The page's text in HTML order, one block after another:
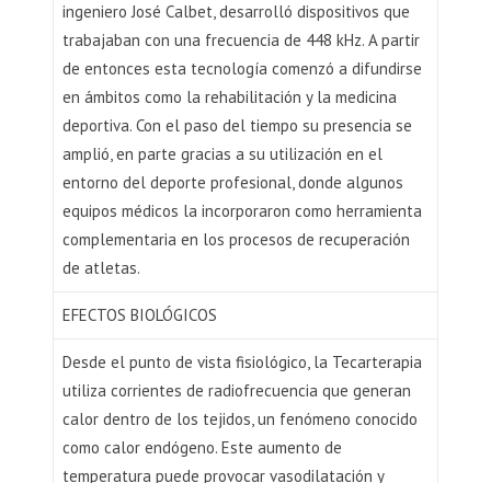
ingeniero José Calbet, desarrolló dispositivos que
trabajaban con una frecuencia de 448 kHz. A partir
de entonces esta tecnología comenzó a difundirse
en ámbitos como la rehabilitación y la medicina
deportiva. Con el paso del tiempo su presencia se
amplió, en parte gracias a su utilización en el
entorno del deporte profesional, donde algunos
equipos médicos la incorporaron como herramienta
complementaria en los procesos de recuperación
de atletas.
EFECTOS BIOLÓGICOS
Desde el punto de vista fisiológico, la Tecarterapia
utiliza corrientes de radiofrecuencia que generan
calor dentro de los tejidos, un fenómeno conocido
como calor endógeno. Este aumento de
temperatura puede provocar vasodilatación y